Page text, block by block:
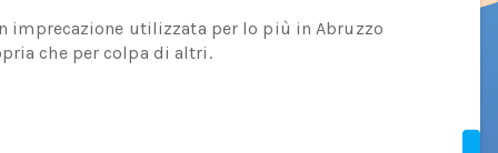
imprecazione utilizzata per lo più in Abruzzo
che per colpa di altri.